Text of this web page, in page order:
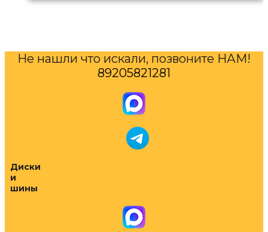
Не нашли что искали, позвоните НАМ!
89205821281
Диски
и
шины